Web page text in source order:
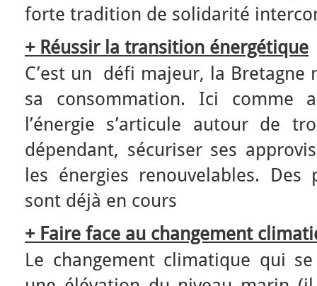
forte tradition de solidarité
+ Réussir la transition énergétique
C’est un défi majeur, la Bretagne
sa consommation. Ici comme
l’énergie s’articule autour de
dépendant, sécuriser ses
les énergies renouvelables.
sont déjà en cours
+ Faire face au changement
Le changement climatique qui